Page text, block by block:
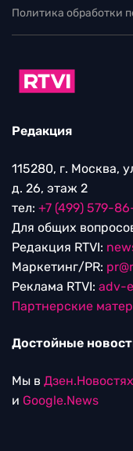
Политика обработки
Редакция
115280, г. Москва,
д. 26, этаж 2
тел: +7 (499) 579-
Для общих
Редакция RTVI:
Маркетинг/PR:
Реклама RTVI: adv-
Партнерские
Достойные
Мы в Дзен.Новостях
и Google.News